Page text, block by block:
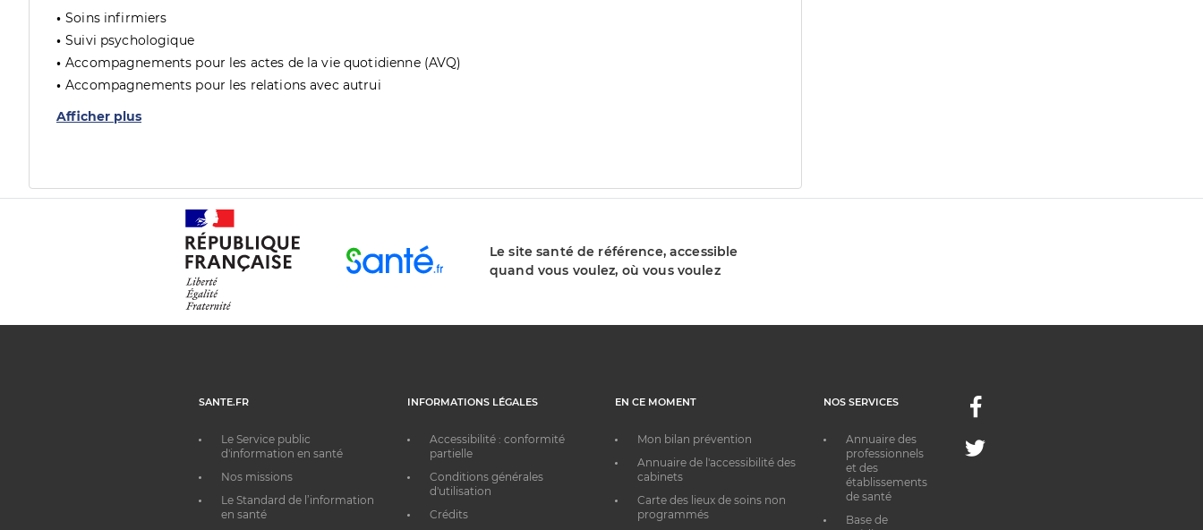
Soins infirmiers
Suivi psychologique
Accompagnements pour les actes de la vie quotidienne (AVQ)
Accompagnements pour les relations avec autrui
Afficher plus
Le site santé de référence, accessible
quand vous voulez, où vous voulez
SANTE.FR
Le Service public
d'information en santé
Nos missions
Le Standard de l’information
en santé
INFORMATIONS LÉGALES
Accessibilité : conformité
partielle
Conditions générales
d'utilisation
Crédits
EN CE MOMENT
Mon bilan prévention
Annuaire de l'accessibilité des
cabinets
Carte des lieux de soins non
programmés
NOS SERVICES
Annuaire des
professionnels
et des
établissements
de santé
Base de
Facebook
Twitter